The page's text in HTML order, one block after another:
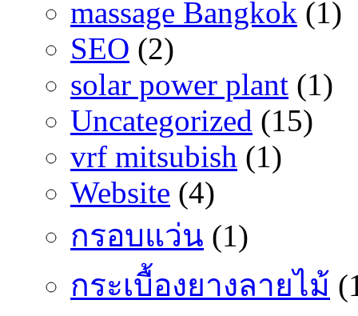
massage Bangkok (1)
SEO (2)
solar power plant (1)
Uncategorized (15)
vrf mitsubish (1)
Website (4)
กรอบแว่น (1)
กระเบื้องยางลายไม้